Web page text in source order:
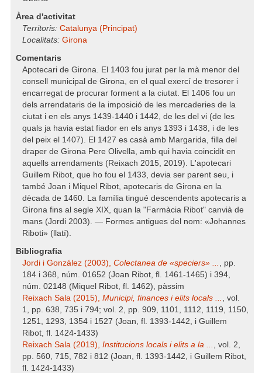
Àrea d'activitat
Territoris: Catalunya (Principat)
Localitats: Girona
Comentaris
Apotecari de Girona. El 1403 fou jurat per la mà menor del
consell municipal de Girona, en el qual exercí de tresorer i
encarregat de procurar forment a la ciutat. El 1406 fou un
dels arrendataris de la imposició de les mercaderies de la
ciutat i en els anys 1439-1440 i 1442, de les del vi (de les
quals ja havia estat fiador en els anys 1393 i 1438, i de les
del peix el 1407). El 1427 es casà amb Margarida, filla del
draper de Girona Pere Olivella, amb qui havia coincidit en
aquells arrendaments (Reixach 2015, 2019). L'apotecari
Guillem Ribot, que ho fou el 1433, devia ser parent seu, i
també Joan i Miquel Ribot, apotecaris de Girona en la
dècada de 1460. La família tingué descendents apotecaris a
Girona fins al segle XIX, quan la "Farmàcia Ribot" canvià de
mans (Jordi 2003). — Formes antigues del nom: «Johannes
Riboti» (llatí).
Bibliografia
Jordi i González (2003), Colectanea de «speciers» ... , pp.
184 i 368, núm. 01652 (Joan Ribot, fl. 1461-1465) i 394,
núm. 02148 (Miquel Ribot, fl. 1462), pàssim
Reixach Sala (2015), Municipi, finances i elits locals ... , vol.
1, pp. 638, 735 i 794; vol. 2, pp. 909, 1101, 1112, 1119, 1150,
1251, 1293, 1354 i 1527 (Joan, fl. 1393-1442, i Guillem
Ribot, fl. 1424-1433)
Reixach Sala (2019), Institucions locals i elits a la ... , vol. 2,
pp. 560, 715, 782 i 812 (Joan, fl. 1393-1442, i Guillem Ribot,
fl. 1424-1433)